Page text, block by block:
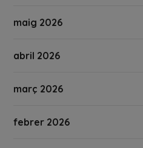
maig 2026
abril 2026
març 2026
febrer 2026